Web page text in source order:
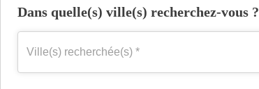
Dans quelle(s) ville(s) recherchez-vous ?